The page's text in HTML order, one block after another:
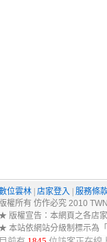
位雲林 店家登入
服務條
權所有 仿作必究 2010
★ 版權宣告：本網頁之各店
★ 本站依網站分級制標示為